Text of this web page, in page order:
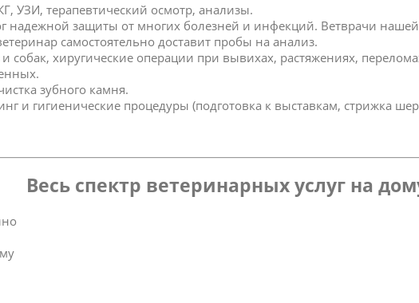
УЗИ, терапевтический осмотр, анализы.
надежной защиты от многих болезней и инфекций. Ветврачи
самостоятельно доставит пробы на анализ.
и собак, хиругические операции при вывихах, растяжениях,
зубного камня.
и гигиенические процедуры (подготовка к выставкам, стрижка
Весь спектр ветеринарных услуг на